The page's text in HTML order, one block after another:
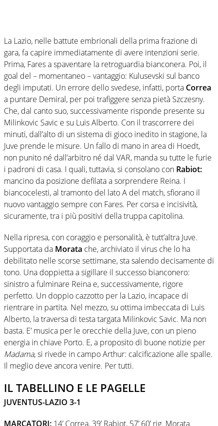
La Lazio, nelle battute embrionali della prima frazione di
gara, fa capire immediatamente di avere intenzioni serie.
Prima, Fares a spaventare la retroguardia bianconera. Poi, il
goal del – momentaneo – vantaggio: Kulusevski sul banco
degli imputati. Un errore dello svedese, infatti, porta Correa
a puntare Demiral, per poi trafiggere senza pietà Szczesny.
Che, dal canto suo, successivamente risponde presente su
Milinkovic Savic e su Luis Alberto. Con il trascorrere dei
minuti, dall’alto di un sistema di gioco inedito in stagione, la
Juve prende le misure. Un fallo di mano in area di Hoedt,
non punito né dall’arbitro né dal VAR, manda su tutte le furie
i padroni di casa. I quali, tuttavia, si consolano con Rabiot:
mancino da posizione defilata a sorprendere Reina. I
biancocelesti, al tramonto del lato A del match, sfiorano il
nuovo vantaggio sempre con Fares. Per corsa e incisività,
sicuramente, tra i più positivi della truppa capitolina.
Nella ripresa, con coraggio e personalità, è tutt’altra Juve.
Supportata da Morata che, archiviato il virus che lo ha
debilitato nelle scorse settimane, sta salendo decisamente di
tono. Una doppietta a sigillare il successo bianconero:
sinistro a fulminare Reina e, successivamente, rigore
perfetto. Un doppio cazzotto per la Lazio, incapace di
rientrare in partita. Nel mezzo, su ottima imbeccata di Luis
Alberto, la traversa di testa targata Milinkovic Savic. Ma non
basta. E’ musica per le orecchie della Juve, con un pieno
energia in chiave Porto. E, a proposito di buone notizie per
Madama, si rivede in campo Arthur: calcificazione alle spalle.
Il meglio deve ancora venire. Per tutti.
IL TABELLINO E LE PAGELLE
JUVENTUS-LAZIO 3-1
MARCATORI: 14’ Correa, 39’ Rabiot, 57’ 60’ rig. Morata